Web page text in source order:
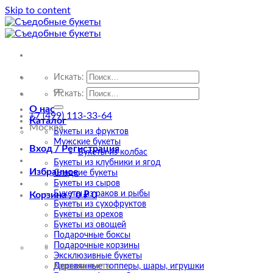
Skip to content
Искать:
О нас
Каталог
Букеты из фруктов
Мужские букеты
Букеты из колбас
Букеты из клубники и ягод
Сладкие букеты
Букеты из сыров
Букеты из раков и рыбы
Букеты из сухофруктов
Букеты из орехов
Букеты из овощей
Подарочные боксы
Подарочные корзины
Эксклюзивные букеты
Деревянные топперы, шары, игрушки
Искать:
+7 (499) 113-33-64
Москва
Вход / Регистрация
Избранное
Корзина /0₽ 0
Корзина пуста.